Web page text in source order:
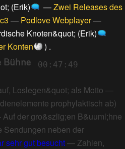
(Erik)
—Zwei Releases des
— Podlove Webplayer—
Knoten&quot; (Erik)
Konten ) .
Bühne 00:47:49
Loslegen&quot; als Motto —
prophylaktisch ab)
Auf der gro&szlig;en B&uuml;hne
Sendungen neben der
sehr gut besucht—Zahlen,